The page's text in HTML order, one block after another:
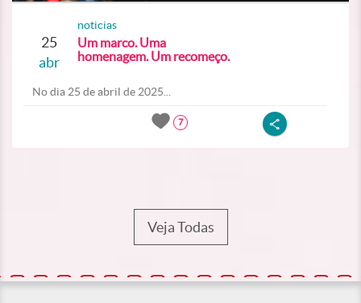
25
abr
noticias
Um marco. Uma
homenagem. Um recomeço.
No dia 25 de abril de 2025...
7
Veja Todas